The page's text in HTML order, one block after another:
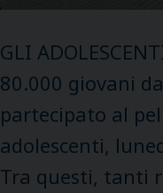
GLI
80.000 giovani
partecipato al
adolescenti,
Tra questi, tanti